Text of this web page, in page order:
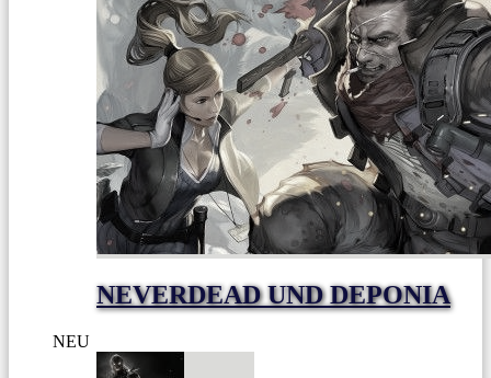
NEVERDEAD UND DEPONIA
NEU